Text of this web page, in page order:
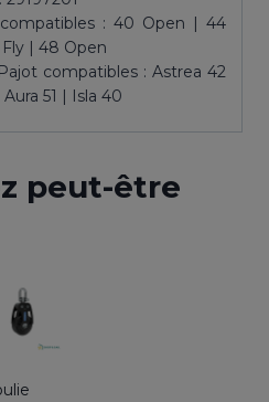
: 40 Open | 44
| 48 Open
compatibles : Astrea 42
51 | Isla 40
peut-être